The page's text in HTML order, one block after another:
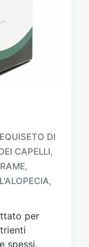
EQUISETO DI
CAPELLI,
RAME,
,
per
spessi.